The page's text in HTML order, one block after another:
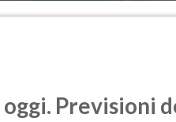
Previsioni